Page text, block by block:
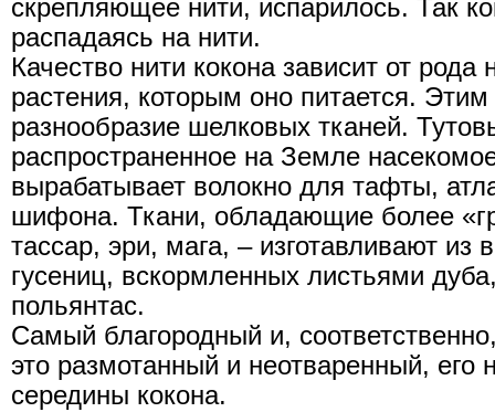
скрепляющее нити, испарилось. Так
распадаясь на нити.
Качество нити кокона зависит от рода
растения, которым оно питается.
разнообразие шелковых тканей.
распространенное на Земле
вырабатывает волокно для тафты,
шифона. Ткани, обладающие более
тассар, эри, мага, – изготавливают из
гусениц, вскормленных листьями
польянтас.
Самый благородный и,
это размотанный и неотваренный, его
середины кокона.